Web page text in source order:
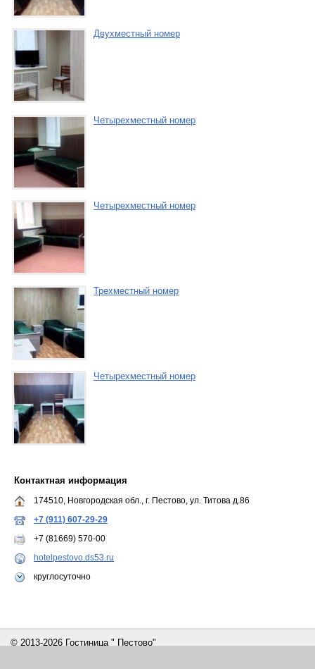
Двухместный номер
Четырехместный номер
Четырехместный номер
Трехместный номер
Четырехместный номер
Контактная информация
174510, Новгородская обл., г. Пестово, ул. Титова д.86
+7 (911) 607-29-29
+7 (81669) 570-00
hotelpestovo.ds53.ru
круглосуточно
© 2013-2026 Гостиница " Пестово"